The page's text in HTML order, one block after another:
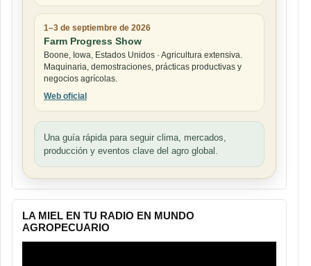
1–3 de septiembre de 2026
Farm Progress Show
Boone, Iowa, Estados Unidos · Agricultura extensiva.
Maquinaria, demostraciones, prácticas productivas y
negocios agrícolas.
Web oficial
Una guía rápida para seguir clima, mercados,
producción y eventos clave del agro global.
LA MIEL EN TU RADIO EN MUNDO
AGROPECUARIO